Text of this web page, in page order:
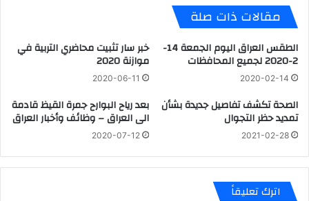
مقالات ذات صلة
الطقس العراق اليوم الجمعة 14-
2-2020 لجميع المحافظات
2020-02-14
خبر سار تثبيت محاضري التربية في
موازنة 2020
2020-06-11
الصحة تكشف تفاصيل جديدة بشأن
تمديد حظر التجوال
2021-02-28
بعد رياح البوارح جمرة القيظ قادمة
الى العراق – وظائف وأخبار العراق
2020-07-12
اترك تعليقاً